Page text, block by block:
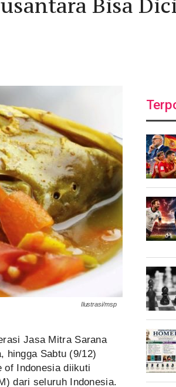
Bisa
Ilustrasi/msp
Jasa Mitra Sarana
hingga Sabtu (9/12)
of Indonesia diikuti
dari seluruh Indonesia.